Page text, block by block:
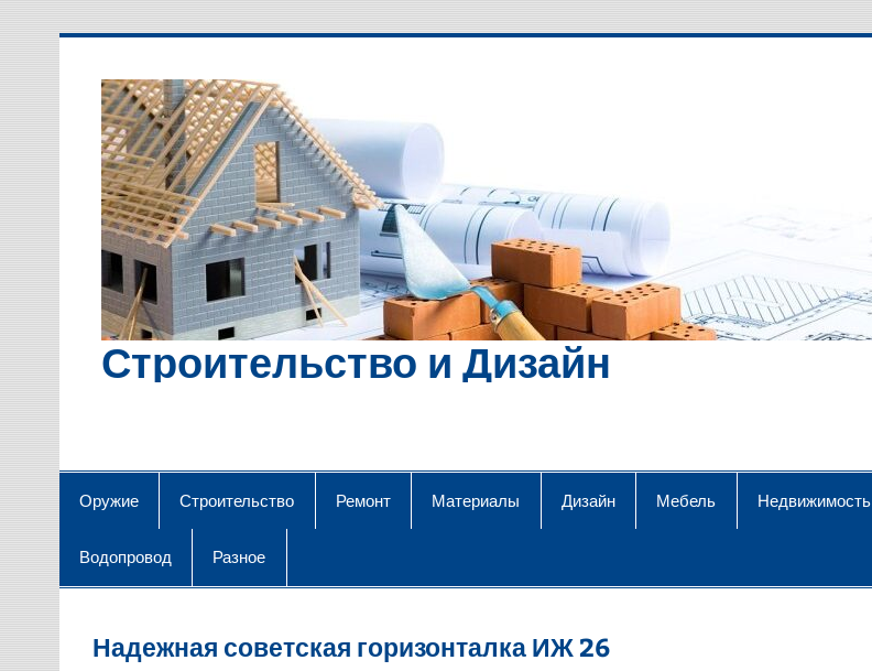
Перейти
Строительство и Дизайн
Оружие Строительство Ремонт Материалы Дизайн Мебель Недвижимость
Водопровод Разное
Надежная советская горизонталка ИЖ 26